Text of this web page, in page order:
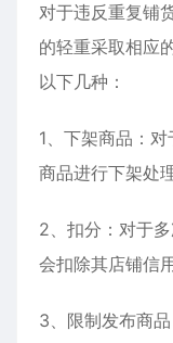
对于违反重复铺
的轻重采取相应
以下几种：
1、下架商品：
商品进行下架处
2、扣分：对于
会扣除其店铺信
3、限制发布商